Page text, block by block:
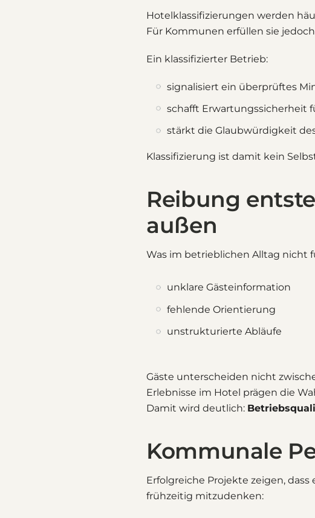
Hotelklassifizierungen werden
Für Kommunen erfüllen sie
Ein klassifizierter Betrieb:
signalisiert ein überprüftes
schafft Erwartungssicherheit
stärkt die Glaubwürdigkeit
Klassifizierung ist damit kein
Reibung
außen
Was im betrieblichen Alltag nicht
unklare Gästeinformation
fehlende Orientierung
unstrukturierte Abläufe
Gäste unterscheiden nicht
Erlebnisse im Hotel prägen die
Damit wird deutlich:
Kommunale
Erfolgreiche Projekte zeigen,
frühzeitig mitzudenken: